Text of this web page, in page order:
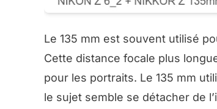
Le 135 mm est souvent utilisé
Cette distance focale plus
pour les portraits. Le 135 mm
le sujet semble se détacher de